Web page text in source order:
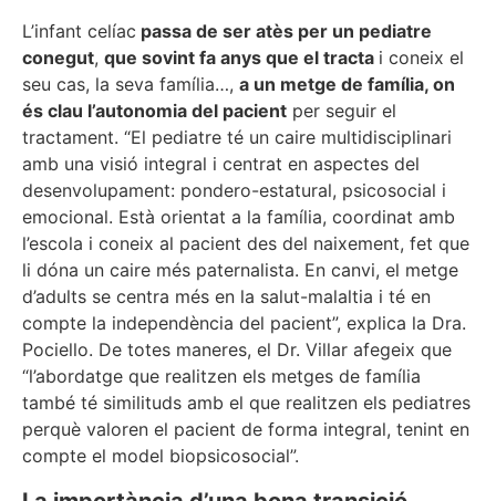
L’infant celíac passa de ser atès per un pediatre
conegut, que sovint fa anys que el tracta i coneix el
seu cas, la seva família…, a un metge de família, on
és clau l’autonomia del pacient per seguir el
tractament. “El pediatre té un caire multidisciplinari
amb una visió integral i centrat en aspectes del
desenvolupament: pondero-estatural, psicosocial i
emocional. Està orientat a la família, coordinat amb
l’escola i coneix al pacient des del naixement, fet que
li dóna un caire més paternalista. En canvi, el metge
d’adults se centra més en la salut-malaltia i té en
compte la independència del pacient”, explica la Dra.
Pociello. De totes maneres, el Dr. Villar afegeix que
“l’abordatge que realitzen els metges de família
també té similituds amb el que realitzen els pediatres
perquè valoren el pacient de forma integral, tenint en
compte el model biopsicosocial”.